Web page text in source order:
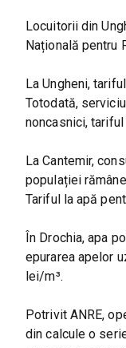
Locuitorii din
Națională pentru
La Ungheni,
Totodată,
noncasnici,
La Cantemir,
populației
Tariful la apă
În Drochia, apa
epurarea apelor
lei/m³.
Potrivit ANRE,
din calcule o